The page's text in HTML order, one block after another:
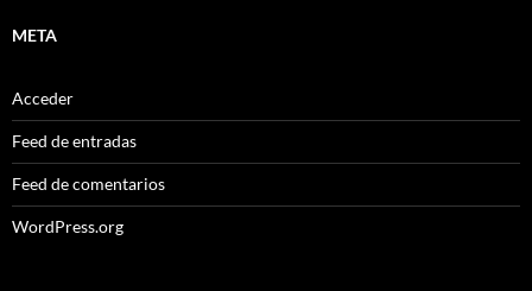
META
Acceder
Feed de entradas
Feed de comentarios
WordPress.org